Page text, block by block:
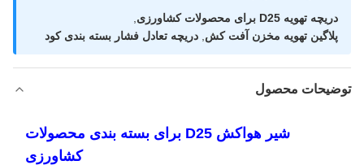
دریچه تهویه D25 برای محصولات کشاورزی
پلاگین تهویه مخزن آفت کش دریچه تعادل فشار بسته بندی کود
توضیحات محصول
شیر هواکش D25 برای بسته بندی محصولات
کشاورزی